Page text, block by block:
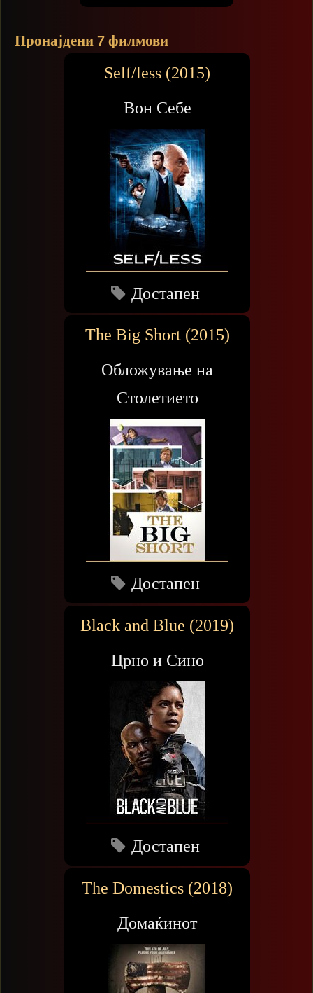
Пронајдени 7 филмови
Self/less (2015)
Вон Себе
Достапен
The Big Short (2015)
Обложување на
Столетието
Достапен
Black and Blue (2019)
Црно и Сино
Достапен
The Domestics (2018)
Домаќинот